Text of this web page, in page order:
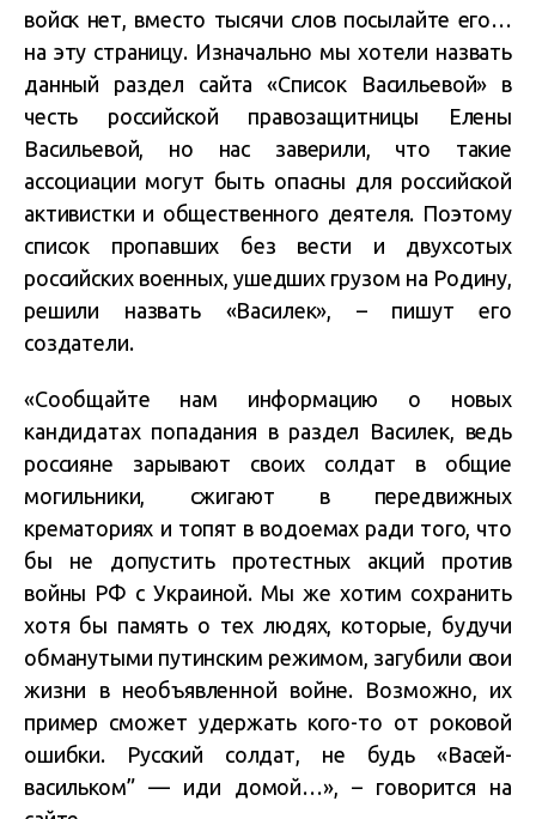
войск нет, вместо тысячи слов посылайте его…
на эту страницу. Изначально мы хотели назвать
данный раздел сайта «Список Васильевой» в
честь российской правозащитницы Елены
Васильевой, но нас заверили, что такие
ассоциации могут быть опасны для российской
активистки и общественного деятеля. Поэтому
список пропавших без вести и двухсотых
российских военных, ушедших грузом на Родину,
решили назвать «Василек», – пишут его
создатели.
«Сообщайте нам информацию о новых
кандидатах попадания в раздел Василек, ведь
россияне зарывают своих солдат в общие
могильники, сжигают в передвижных
крематориях и топят в водоемах ради того, что
бы не допустить протестных акций против
войны РФ с Украиной. Мы же хотим сохранить
хотя бы память о тех людях, которые, будучи
обманутыми путинским режимом, загубили свои
жизни в необъявленной войне. Возможно, их
пример сможет удержать кого-то от роковой
ошибки. Русский солдат, не будь «Васей-
васильком” — иди домой…», – говорится на